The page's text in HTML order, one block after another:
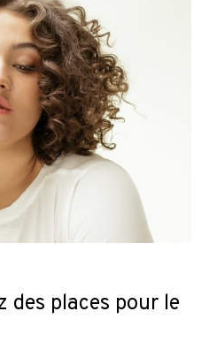
des places pour le